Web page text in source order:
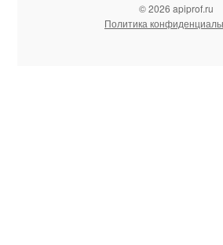
© 2026 apiprof.ru
Политика